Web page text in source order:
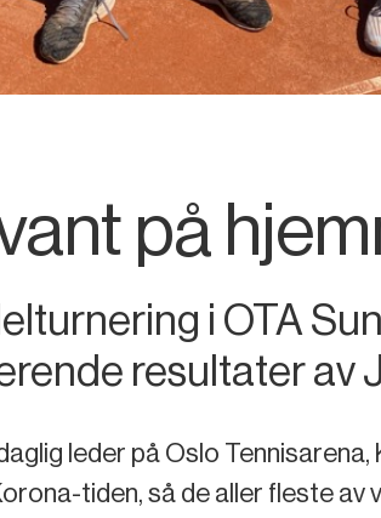
på
i OTA
resultater av
leder på Oslo
tiden, så de aller fleste av